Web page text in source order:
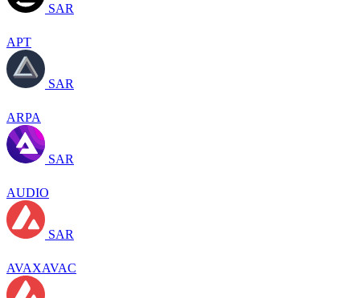
SAR
APT
SAR
ARPA
SAR
AUDIO
SAR
AVAXAVAC